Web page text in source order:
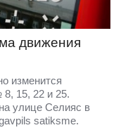
движения
изменится
15, 22 и 25.
улице Селияс в
satiksme.